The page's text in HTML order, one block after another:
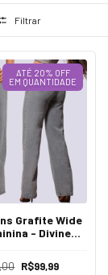
Filtrar
ATÉ 20% OFF
EM QUANTIDADE
Grafite Wide
- Divine
R$99,99